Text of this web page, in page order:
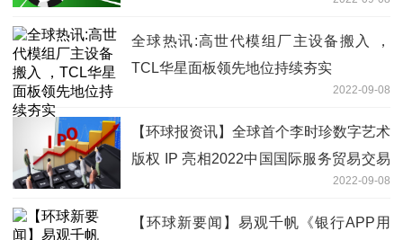
全球热讯:高世代模组厂主设备搬入 ，
TCL华星面板领先地位持续夯实
2022-09-08
【环球报资讯】全球首个李时珍数字艺术
版权 IP 亮相2022中国国际服务贸易交易
2022-09-08
【环球新要闻】易观千帆《银行APP用